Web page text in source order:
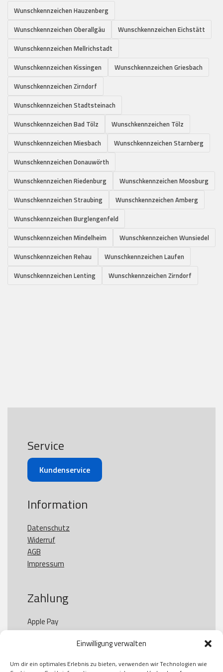
Einwilligung verwalten
Um dir ein optimales Erlebnis zu bieten, verwenden wir Technologien wie
Wunschkennzeichen Hauzenberg
Wunschkennzeichen Oberallgäu
Wunschkennzeichen Eichstätt
Wunschkennzeichen Mellrichstadt
Wunschkennzeichen Kissingen
Wunschkennzeichen Griesbach
Wunschkennzeichen Zirndorf
Wunschkennzeichen Stadtsteinach
Wunschkennzeichen Bad Tölz
Wunschkennzeichen Tölz
Wunschkennzeichen Miesbach
Wunschkennzeichen Starnberg
Wunschkennzeichen Donauwörth
Wunschkennzeichen Riedenburg
Wunschkennzeichen Moosburg
Wunschkennzeichen Straubing
Wunschkennzeichen Amberg
Wunschkennzeichen Burglengenfeld
Wunschkennzeichen Mindelheim
Wunschkennzeichen Wunsiedel
Wunschkennzeichen Rehau
Wunschkennzeichen Laufen
Wunschkennzeichen Lenting
Wunschkennzeichen Zirndorf
Service
Kundenservice
Information
Datenschutz
Widerruf
AGB
Impressum
Zahlung
Apple Pay
Paypal
Kauf auf Rechung